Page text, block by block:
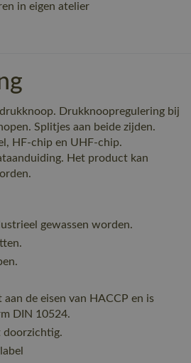
in eigen atelier
Drukknoopregulering bij
Splitjes aan beide zijden.
HF-chip en UHF-chip.
Het product kan
gewassen worden.
de eisen van HACCP en is
DIN 10524.
doorzichtig.